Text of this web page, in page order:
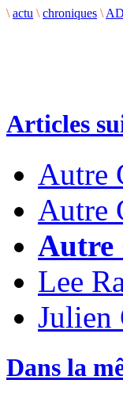
\ actu \ chroniques \
Articles
Autre
Autre
Autre
Lee
Julien
Dans la